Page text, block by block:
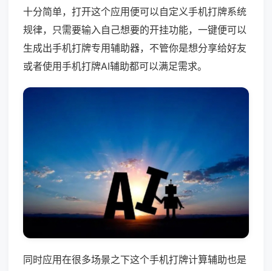
十分简单，打开这个应用便可以自定义手机打牌系统
规律，只需要输入自己想要的开挂功能，一键便可以
生成出手机打牌专用辅助器，不管你是想分享给好友
或者使用手机打牌AI辅助都可以满足需求。
同时应用在很多场景之下这个手机打牌计算辅助也是